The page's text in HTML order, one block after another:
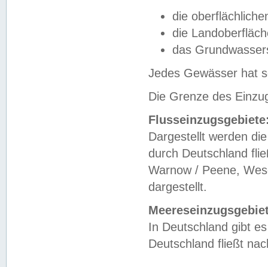
die
die
das
Jedes Gewässer hat
Die Grenze des
Dargestellt werden
durch Deutschland
Warnow / Peene,
dargestellt.
In Deutschland gibt
Deutschland fließt